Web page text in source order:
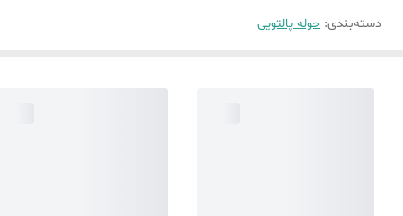
دسته‌بندی: حوله پالتویی